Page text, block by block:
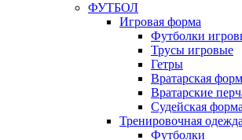
ФУТБОЛ
Игровая форма
Футболки
Трусы игровые
Гетры
Вратарская
Вратарские
Судейская форма
Тренировочная одежда
Футболки